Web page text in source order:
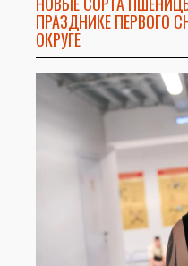
ПРАЗДНИКЕ ПЕРВОГО
ОКРУГЕ